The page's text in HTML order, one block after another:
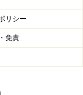
ャフトブーツ
るものではあ
ーのモデルに
ことは、実は
じであれば、
ろん、その場
リシー
免責